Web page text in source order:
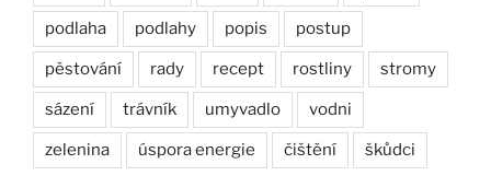
podlaha podlahy popis postup
pěstování rady recept rostliny stromy
sázení trávník umyvadlo vodni
zelenina úspora energie čištění škůdci